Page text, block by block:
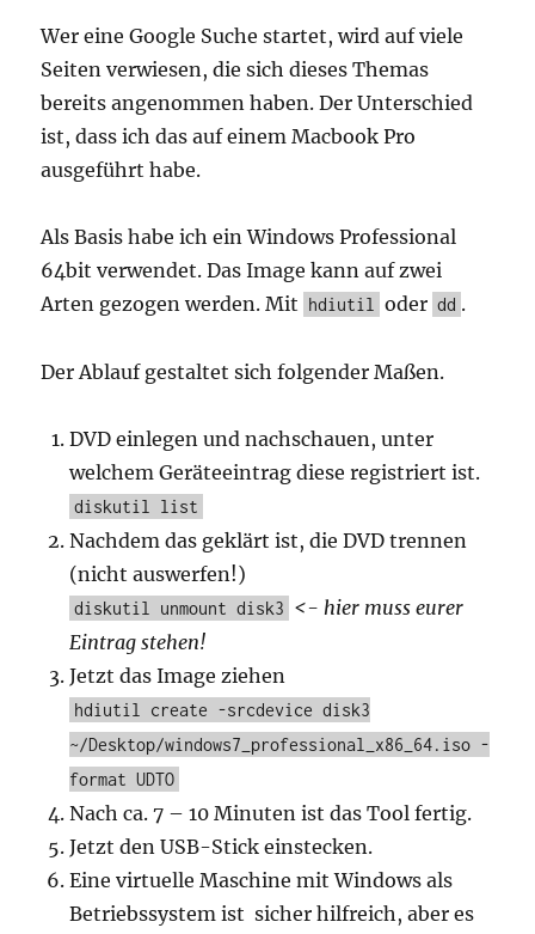
Wer eine Google Suche startet, wird auf viele
Seiten verwiesen, die sich dieses Themas
bereits angenommen haben. Der Unterschied
ist, dass ich das auf einem Macbook Pro
ausgeführt habe.
Als Basis habe ich ein Windows Professional
64bit verwendet. Das Image kann auf zwei
Arten gezogen werden. Mit hdiutil oder dd .
Der Ablauf gestaltet sich folgender Maßen.
DVD einlegen und nachschauen, unter
welchem Geräteeintrag diese registriert ist.
diskutil list
Nachdem das geklärt ist, die DVD trennen
(nicht auswerfen!)
diskutil unmount disk3 <- hier muss eurer
Eintrag stehen!
Jetzt das Image ziehen
hdiutil create -srcdevice disk3
~/Desktop/windows7_professional_x86_64.iso -
format UDTO
Nach ca. 7 – 10 Minuten ist das Tool fertig.
Jetzt den USB-Stick einstecken.
Eine virtuelle Maschine mit Windows als
Betriebssystem ist sicher hilfreich, aber es